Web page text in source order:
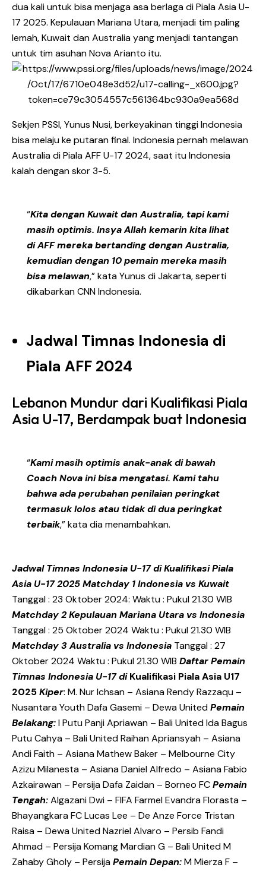
dua kali untuk bisa menjaga asa berlaga di Piala Asia U-
17 2025. Kepulauan Mariana Utara, menjadi tim paling
lemah, Kuwait dan Australia yang menjadi tantangan
untuk tim asuhan Nova Arianto itu.
Sekjen PSSI, Yunus Nusi, berkeyakinan tinggi Indonesia
bisa melaju ke putaran final. Indonesia pernah melawan
Australia di Piala AFF U-17 2024, saat itu Indonesia
kalah dengan skor 3-5.
“Kita dengan Kuwait dan Australia, tapi kami
masih optimis. Insya Allah kemarin kita lihat
di AFF mereka bertanding dengan Australia,
kemudian dengan 10 pemain mereka masih
bisa melawan,” kata Yunus di Jakarta, seperti
dikabarkan CNN Indonesia.
Jadwal Timnas Indonesia di
Piala AFF 2024
Lebanon Mundur dari Kualifikasi Piala
Asia U-17, Berdampak buat Indonesia
“Kami masih optimis anak-anak di bawah
Coach Nova ini bisa mengatasi. Kami tahu
bahwa ada perubahan penilaian peringkat
termasuk lolos atau tidak di dua peringkat
terbaik,” kata dia menambahkan.
Jadwal Timnas Indonesia U-17 di Kualifikasi Piala
Asia U-17 2025Matchday 1Indonesia vs Kuwait
Tanggal : 23 Oktober 2024: Waktu : Pukul 21.30 WIB
Matchday 2Kepulauan Mariana Utara vs Indonesia
Tanggal : 25 Oktober 2024 Waktu : Pukul 21.30 WIB
Matchday 3Australia vs Indonesia Tanggal : 27
Oktober 2024 Waktu : Pukul 21.30 WIB Daftar Pemain
Timnas Indonesia U-17 diKualifikasi Piala Asia U17
2025Kiper: M. Nur Ichsan – Asiana Rendy Razzaqu –
Nusantara Youth Dafa Gasemi – Dewa UnitedPemain
Belakang:I Putu Panji Apriawan – Bali United Ida Bagus
Putu Cahya – Bali United Raihan Apriansyah – Asiana
Andi Faith – Asiana Mathew Baker – Melbourne City
Azizu Milanesta – Asiana Daniel Alfredo – Asiana Fabio
Azkairawan – Persija Dafa Zaidan – Borneo FCPemain
Tengah:Algazani Dwi – FIFA Farmel Evandra Florasta –
Bhayangkara FC Lucas Lee – De Anze Force Tristan
Raisa – Dewa United Nazriel Alvaro – Persib Fandi
Ahmad – Persija Komang Mardian G – Bali United M
Zahaby Gholy – PersijaPemain Depan:M Mierza F –